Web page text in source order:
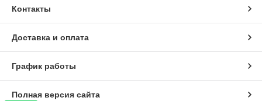
Контакты
Доставка и оплата
График работы
Полная версия сайта